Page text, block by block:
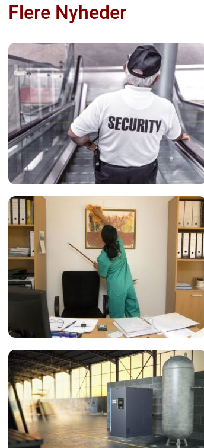
Flere Nyheder